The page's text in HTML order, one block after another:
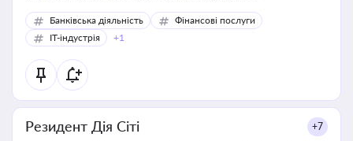
Банківська діяльність
Фінансові послуги
IT-індустрія
+1
Резидент Дія Сіті +7